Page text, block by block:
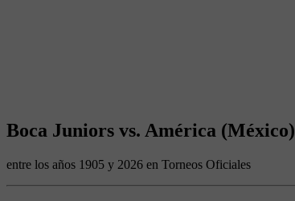
Boca Juniors vs. América (México)
entre los años 1905 y 2026 en Torneos Oficiales